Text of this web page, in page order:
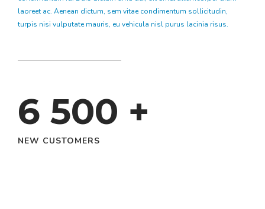
laoreet ac. Aenean dictum, sem vitae condimentum sollicitudin,
turpis nisi vulputate mauris, eu vehicula nisl purus lacinia risus.
6 500 +
NEW CUSTOMERS